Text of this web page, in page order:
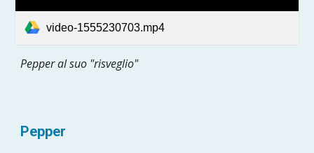
video-1555230703.mp4
Pepper al suo "risveglio"
Pepper